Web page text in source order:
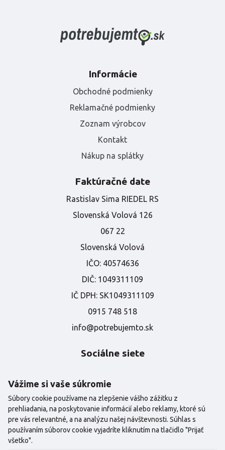
Informácie
Obchodné podmienky
Reklamačné podmienky
Zoznam výrobcov
Kontakt
Nákup na splátky
Faktúračné date
Rastislav Sima RIEDEL RS
Slovenská Volová 126
067 22
Slovenská Volová
IČO: 40574636
DIČ: 1049311109
IČ DPH: SK1049311109
0915 748 518
info@potrebujemto.sk
Sociálne siete
sociálnych sieťach
Vážime si vaše súkromie
Súbory cookie používame na zlepšenie vášho zážitku z
prehliadania, na poskytovanie informácií alebo reklamy, ktoré sú
pre vás relevantné, a na analýzu našej návštevnosti. Súhlas s
používaním súborov cookie vyjadríte kliknutím na tlačidlo "Prijať
všetko".